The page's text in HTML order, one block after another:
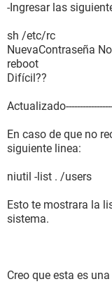
-Ingresar las
sh /etc/rc
NuevaContraseña
reboot
Difícil??
En caso de que no
siguiente linea:
niutil -list . /users
Esto te mostrara la
sistema.
Creo que esta es